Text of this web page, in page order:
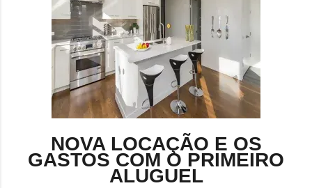
NOVA LOCAÇÃO E OS
GASTOS COM O PRIMEIRO
ALUGUEL